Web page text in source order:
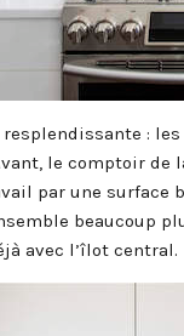
:
le comptoir
par une
beaucoup
avec l’îlot central.